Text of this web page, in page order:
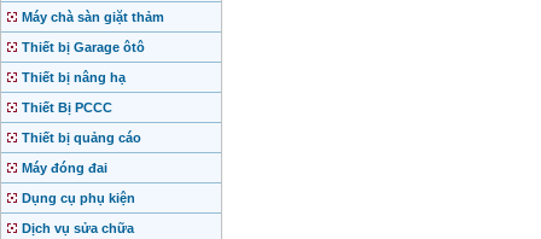
Máy chà sàn giặt thảm
Thiết bị Garage ôtô
Thiết bị nâng hạ
Thiết Bị PCCC
Thiết bị quảng cáo
Máy đóng đai
Dụng cụ phụ kiện
Dịch vụ sửa chữa